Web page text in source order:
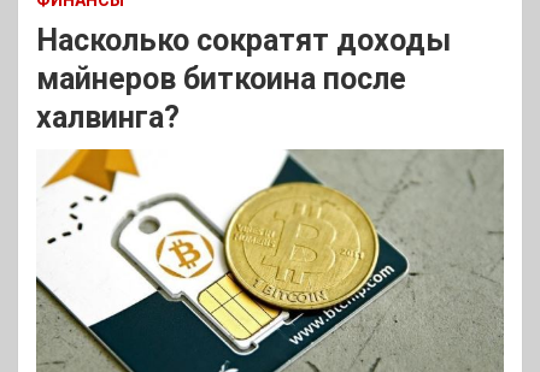
Насколько сократят доходы
майнеров биткоина после
халвинга?